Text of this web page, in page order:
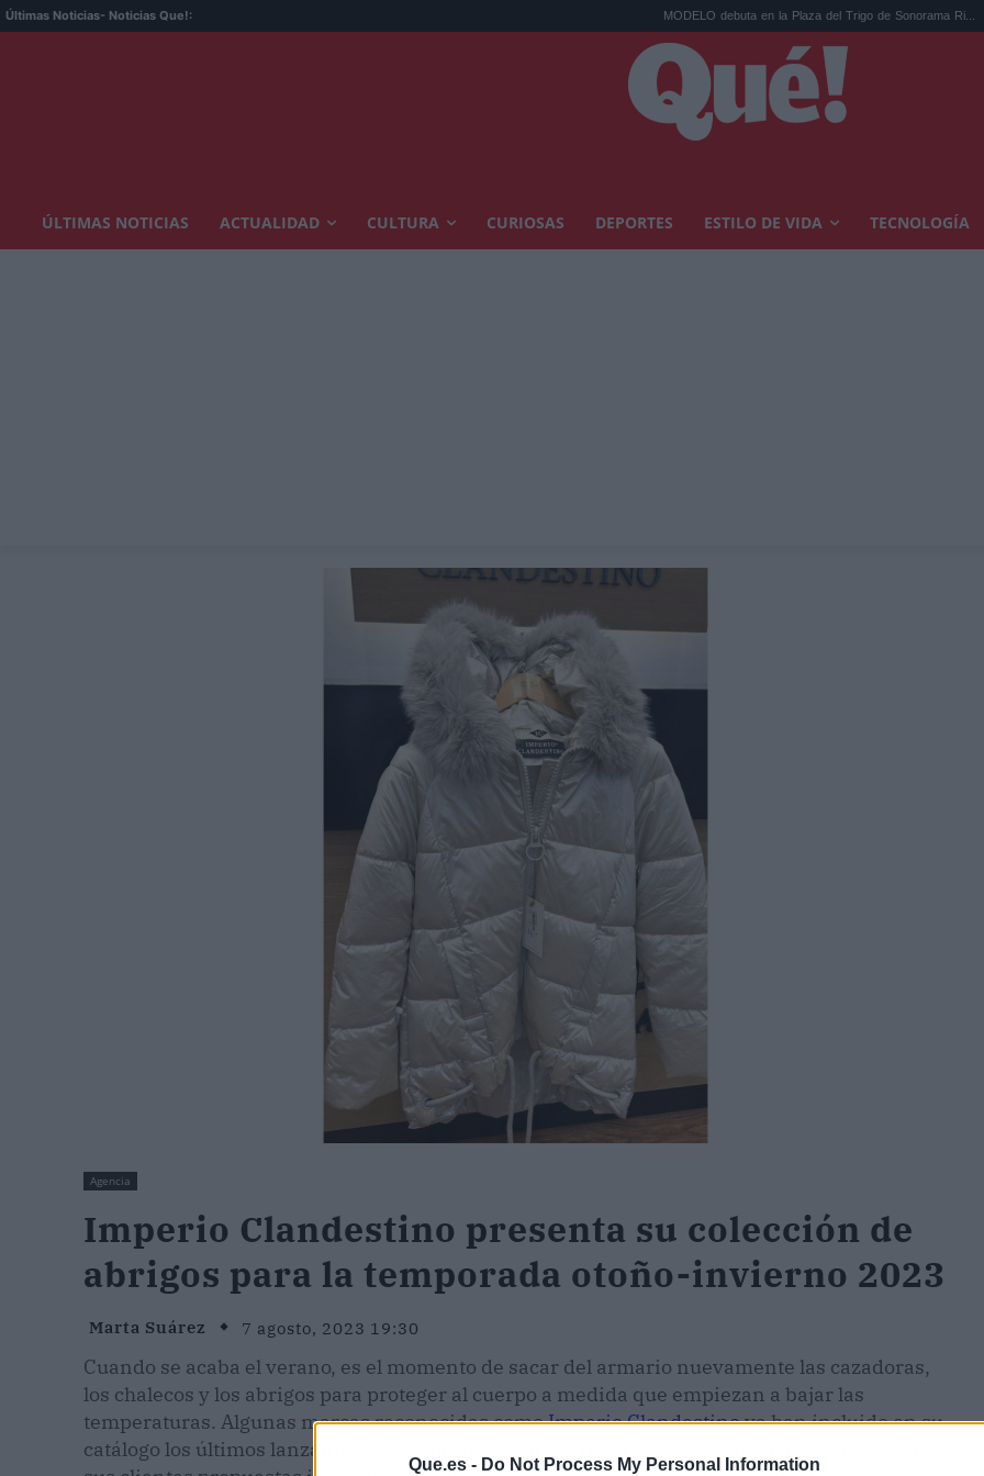
Que.es - Do Not Process My Personal Information
Últimas Noticias- Noticias Que!: MODELO debuta en la Plaza del Trigo de Sonorama Ri... Eclipse
ÚLTIMAS NOTICIAS ACTUALIDAD CULTURA CURIOSAS DEPORTES ESTILO DE VIDA TECNOLOGÍA
Agencia
Imperio Clandestino presenta su colección de
abrigos para la temporada otoño-invierno 2023
Marta Suárez 7 agosto, 2023 19:30
Cuando se acaba el verano, es el momento de sacar del armario nuevamente las cazadoras,
los chalecos y los abrigos para proteger al cuerpo a medida que empiezan a bajar las
temperaturas. Algunas marcas reconocidas comoImperio Clandestinoya han incluido en su
catálogo los últimos lanzamientos de prendas para el inverno, con el objetivo de presentar a